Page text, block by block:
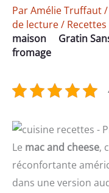
ParAmélie Truffaut/
de lecture/ Recettes
maison
Gratin
fromage
Le mac and cheese,
réconfortante
dans une version